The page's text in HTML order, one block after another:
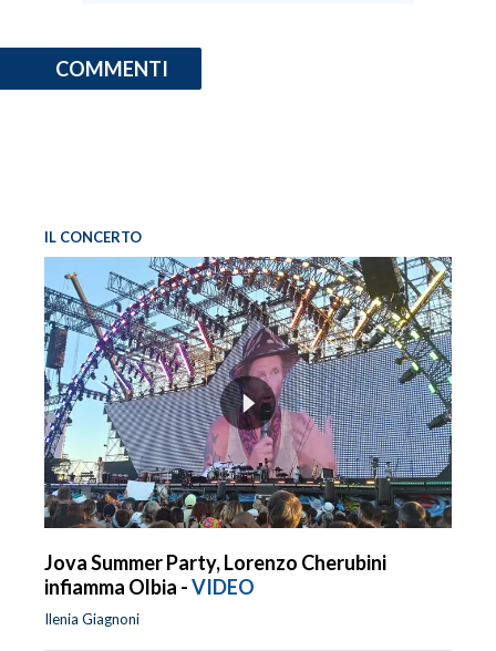
COMMENTI
IL CONCERTO
Jova Summer Party, Lorenzo Cherubini
infiamma Olbia -VIDEO
Ilenia Giagnoni